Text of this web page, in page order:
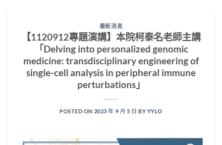
最新消息
【1120912專題演講】本院柯泰名老師主講
「Delving into personalized genomic
medicine: transdisciplinary engineering of
single-cell analysis in peripheral immune
perturbations」
POSTED ON 2023 年 9 月 5 日 BY YYLO